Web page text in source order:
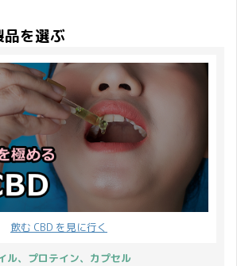
更計
たし
来場、
したす
このよ
したこ
び申し
ゼント内容は上記の通り
です。 それでは詳細を説
明いたします。 開催概要
開催期間 2019年10 ...
葉の
です。
で
とし
りがた
ら皆で
1年に1
そこで
フ
打っ
キャン
です。 年末年始は混みあ
い、配送が遅れる可能性
が大いに考えられますの
でご注意ください。 お買
い物がお決まりでしたら
早目のご注文をお勧めい
たします。 配送について
2022年12月29日から
2023年1月3日 上記の期
間を年末年始休業とさせ
ていただきます。 12月
品を選ぶ
飲む CBD を見に行く
ル、プロテイン、カプセル